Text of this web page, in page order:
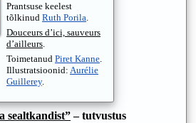
Prantsuse keelest
tõlkinud Ruth Porila.
Douceurs d’ici, sauveurs
d’ailleurs.
Toimetanud Piret Kanne.
Illustratsioonid: Aurélie
Guillerey.
sealtkandist”– tutvustus